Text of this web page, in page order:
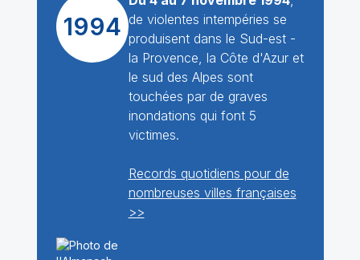
1994 de violentes intempéries se
produisent dans le Sud-est -
la Provence, la Côte d'Azur et
le sud des Alpes sont
touchées par de graves
inondations qui font 5
victimes.
Records quotidiens pour de
nombreuses villes françaises
>>